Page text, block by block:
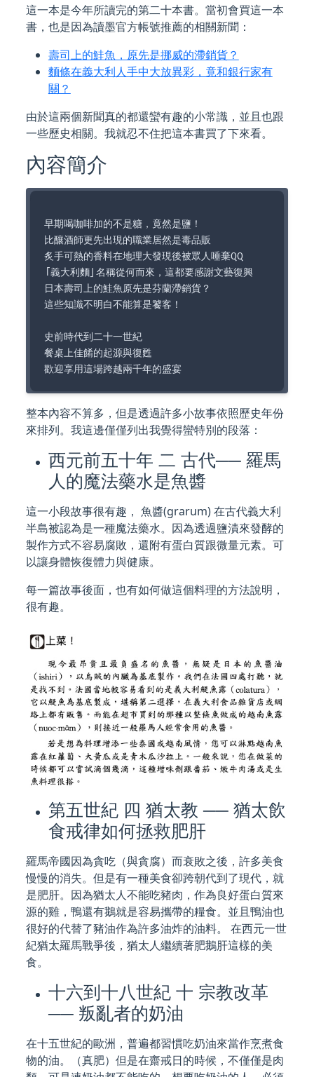
這一本是今年所讀完的第二十本書。當初會買這一本
書，也是因為讀墨官方帳號推薦的相關新聞：
壽司上的鮭魚，原先是挪威的滯銷貨？
麵條在義大利人手中大放異彩，竟和銀行家有
關？
由於這兩個新聞真的都還蠻有趣的小常識，並且也跟
一些歷史相關。我就忍不住把這本書買了下來看。
內容簡介
早期喝咖啡加的不是糖，竟然是鹽！
比釀酒師更先出現的職業居然是毒品販
炙手可熱的香料在地理大發現後被眾人唾棄QQ
「義大利麵」名稱從何而來，這都要感謝文藝復興
日本壽司上的鮭魚原先是芬蘭滯銷貨？
這些知識不明白不能算是饕客！
史前時代到二十一世紀
餐桌上佳餚的起源與復甦
整本內容不算多，但是透過許多小故事依照歷史年份
來排列。我這邊僅僅列出我覺得蠻特別的段落：
西元前五十年 二 古代── 羅馬
人的魔法藥水是魚醬
這一小段故事很有趣， 魚醬(grarum) 在古代義大利
半島被認為是一種魔法藥水。因為透過鹽漬來發酵的
製作方式不容易腐敗，還附有蛋白質跟微量元素。可
以讓身體恢復體力與健康。
每一篇故事後面，也有如何做這個料理的方法說明，
很有趣。
第五世紀 四 猶太教 ── 猶太飲
食戒律如何拯救肥肝
羅馬帝國因為貪吃（與貪腐）而衰敗之後，許多美食
慢慢的消失。但是有一種美食卻跨朝代到了現代，就
是肥肝。因為猶太人不能吃豬肉，作為良好蛋白質來
源的雞，鴨還有鵝就是容易攜帶的糧食。並且鴨油也
很好的代替了豬油作為許多油炸的油料。 在西元一世
紀猶太羅馬戰爭後，猶太人繼續著肥鵝肝這樣的美
食。
十六到十八世紀 十 宗教改革
── 叛亂者的奶油
在十五世紀的歐洲，普遍都習慣吃奶油來當作烹煮食
物的油。（真肥）但是在齋戒日的時候，不僅僅是肉